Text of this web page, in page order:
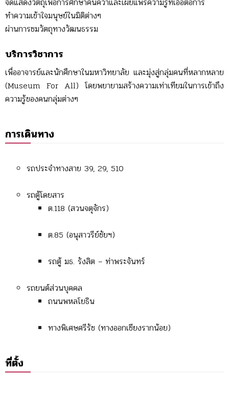
ทำความเข้าใจมนุษย์ในมิติต่างๆ
ผ่านการชมวัตถุทางวัฒนธรรม
บริการวิชาการ
เพื่ออาจารย์และนักศึกษาในมหาวิทยาลัย และมุ่งสู่กลุ่มคนที่หลากหลาย
(Museum For All) โดยพยายามสร้างความเท่าเทียมในการเข้าถึง
ความรู้ของคนกลุ่มต่างๆ
การเดินทาง
รถประจำทางสาย 39, 29, 510
รถตู้โดยสาร
ต.118 (สวนจตุจักร)
ต.85 (อนุสาวรีย์ชัยฯ)
รถตู้ มธ. รังสิต – ท่าพระจันทร์
รถยนต์ส่วนบุคคล
ถนนพหลโยธิน
ทางพิเศษศรีรัช (ทางออกเชียงรากน้อย)
ที่ตั้ง